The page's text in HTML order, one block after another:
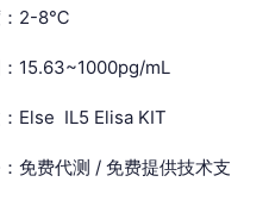
：2-8℃
15.63~1000pg/mL
Else IL5 Elisa KIT
免费代测 / 免费提供技术支